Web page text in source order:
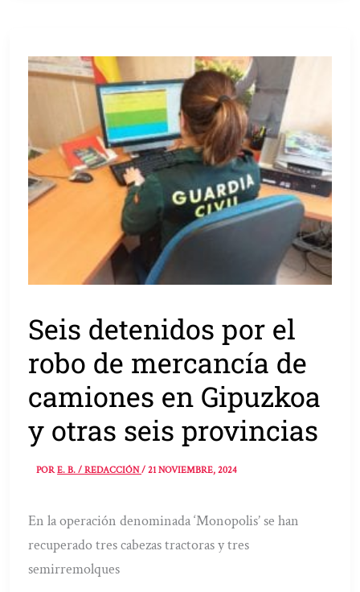
Seis detenidos por el
robo de mercancía de
camiones en Gipuzkoa
y otras seis provincias
PORE. B. / REDACCIÓN/21 NOVIEMBRE, 2024
En la operación denominada ‘Monopolis’ se han
recuperado tres cabezas tractoras y tres
semirremolques